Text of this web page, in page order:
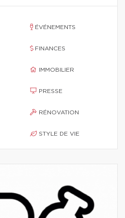
ÉVÉNEMENTS
FINANCES
IMMOBILIER
PRESSE
RÉNOVATION
STYLE DE VIE